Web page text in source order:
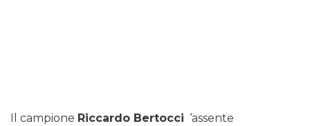
Il campione Riccardo Bertocci ‘assente